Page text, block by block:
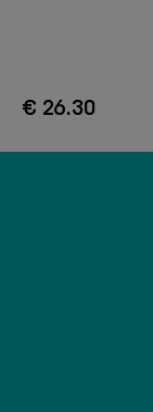
€ 26.30